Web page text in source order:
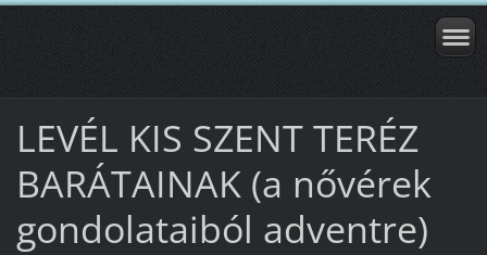
LEVÉL KIS SZENT TERÉZ
BARÁTAINAK (a nővérek
gondolataiból adventre)